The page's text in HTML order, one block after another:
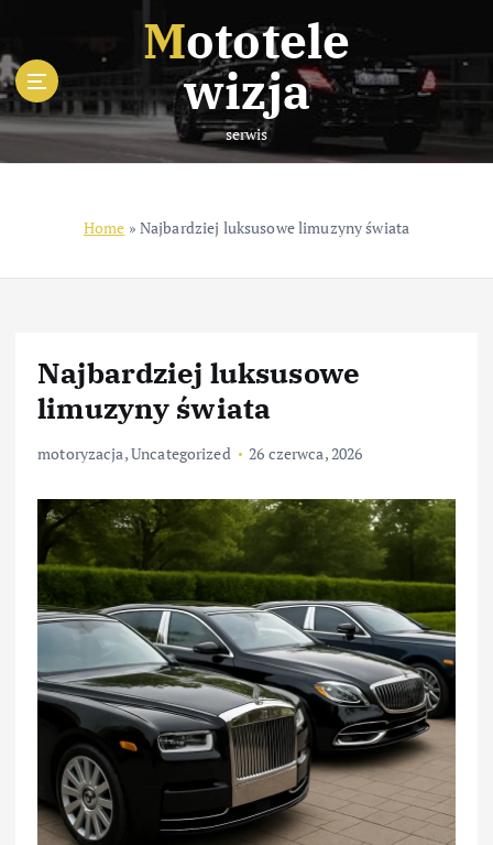
i
p
t
o
c
Mototele
wizja
serwis
Home » Najbardziej luksusowe limuzyny świata
Najbardziej luksusowe
limuzyny świata
motoryzacja,Uncategorized 26 czerwca, 2026